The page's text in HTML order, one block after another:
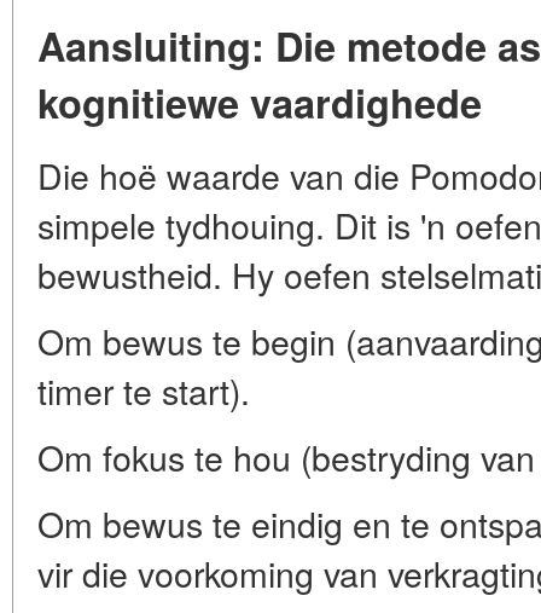
Aansluiting: Die metode
kognitiewe vaardighede
Die hoë waarde van die
simpele tydhouing. Dit is 'n
bewustheid. Hy oefen
Om bewus te begin
timer te start).
Om fokus te hou (bestryding
Om bewus te eindig en te
vir die voorkoming van